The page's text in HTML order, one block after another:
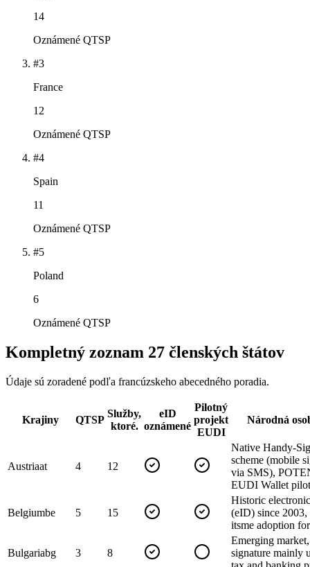
14
Oznámené QTSP
#3
France
12
Oznámené QTSP
#4
Spain
11
Oznámené QTSP
#5
Poland
6
Oznámené QTSP
Kompletný zoznam 27 členských štátov
Údaje sú zoradené podľa francúzskeho abecedného poradia.
Krajiny QTSP
Služby,
ktoré.
eID
oznámené
Pilotný
projekt
EUDI
Národná
Austriaat 4 12
Native Handy-
scheme (mobile
via SMS),
EUDI Wallet
Belgiumbe 5 15
Historic
(eID) since 2003,
itsme adoption
Bulgariabg 3 8
Emerging
signature mainly